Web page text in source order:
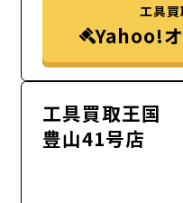
工具
Yahoo!
工具買取王国
豊山41号店